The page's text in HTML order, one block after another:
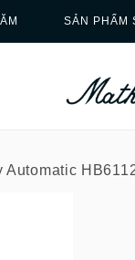
SẢN PHẨM